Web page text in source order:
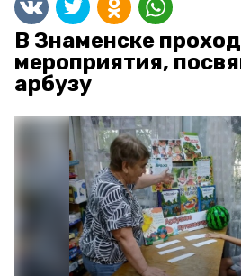
В Знаменске
мероприятия,
арбузу